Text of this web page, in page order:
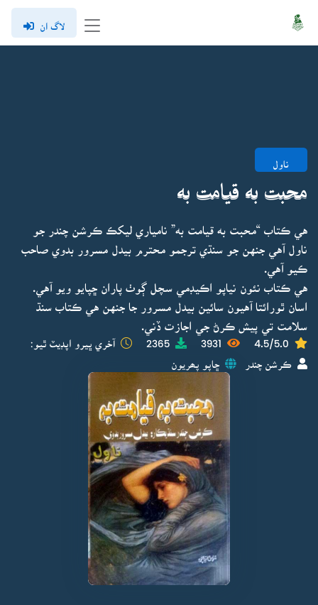
لاگ ان
ناول
محبت به قيامت به
هي ڪتاب “محبت به قيامت به” نامياري ليکڪ ڪرشن چندر جو
ناول آهي جنهن جو سنڌي ترجمو محترم بيدل مسرور بدوي صاحب
ڪيو آهي.
هي ڪتاب نئون نياپو اڪيڊمي سچل ڳوٺ پاران ڇپايو ويو آهي.
اسان ٿورائتا آهيون سائين بيدل مسرور جا جنهن هي ڪتاب سنڌ
سلامت تي پيش ڪرڻ جي اجازت ڏني.
4.5/5.0
3931
2365 آخري ڀيرو اپڊيٽ ٿيو:
ڇاپو پھريون